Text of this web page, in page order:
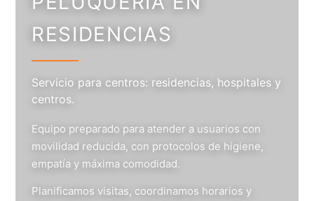
RESIDENCIAS
Servicio para centros: residencias, hospitales y
centros.
Equipo preparado para atender a usuarios con
movilidad reducida, con protocolos de higiene,
empatía y máxima comodidad.
Planificamos visitas, coordinamos horarios y